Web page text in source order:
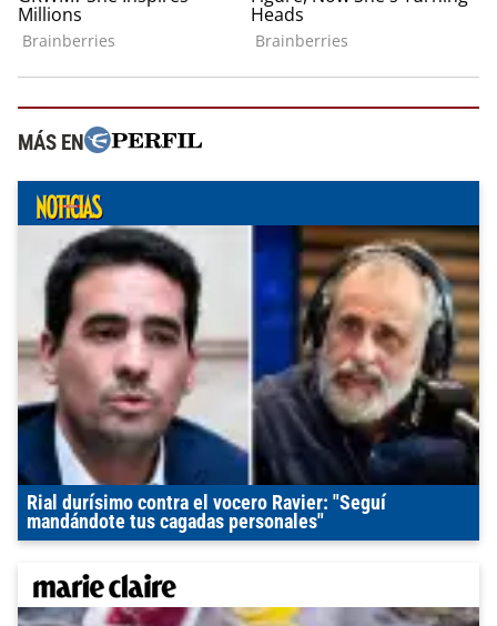
MÁS EN
Rial durísimo contra el vocero Ravier: "Seguí
mandándote tus cagadas personales"